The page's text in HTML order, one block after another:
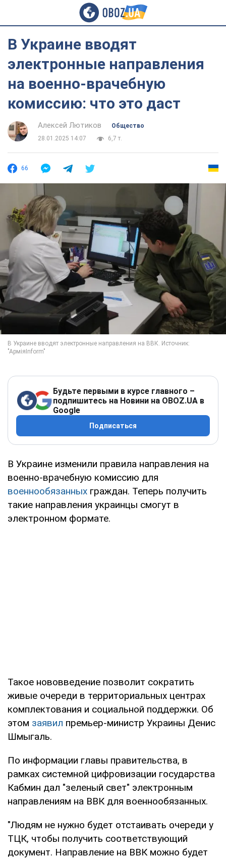
В Украине вводят
электронные направления
на военно-врачебную
комиссию: что это даст
Алексей Лютиков
Общество
28.01.2025 14:07
6,7 т.
66
Будьте первыми в курсе главного –
подпишитесь на Новини на OBOZ.UA в
Google
Подписаться
В Украине изменили правила направления на
военно-врачебную комиссию для
военнообязанных граждан. Теперь получить
такие направления украинцы смогут в
электронном формате.
Такое нововведение позволит сократить
живые очереди в территориальных центрах
комплектования и социальной поддержки. Об
этом заявил премьер-министр Украины Денис
Шмыгаль.
По информации главы правительства, в
рамках системной цифровизации государства
Кабмин дал "зеленый свет" электронным
направлениям на ВВК для военнообязанных.
"Людям не нужно будет отстаивать очереди у
ТЦК, чтобы получить соответствующий
документ. Направление на ВВК можно будет